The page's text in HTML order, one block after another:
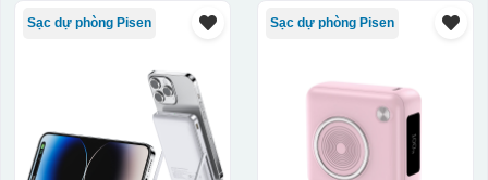
Sạc dự phòng Pisen Sạc dự phòng Pisen